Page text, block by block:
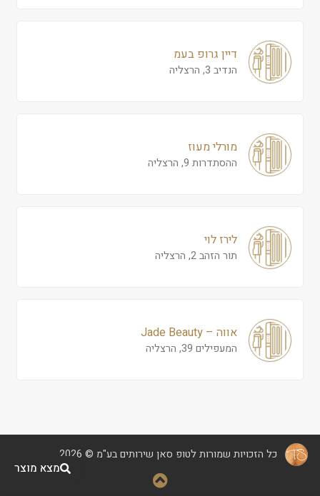
דיין גרופ בעמ
הנדיב 3, הרצליה
מורלי מעוז
ההסתדרות 9, הרצליה
לירז לוי
תור הזהב 2, הרצליה
אווה – Jade Beauty
המעפילים 39, הרצליה
כל הזכויות שמורות לטופ סאן שירותים בע"מ © 2026
מצא מוצר